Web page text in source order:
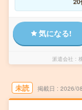
気になる!
派遣会社
未読 掲載日 2026/